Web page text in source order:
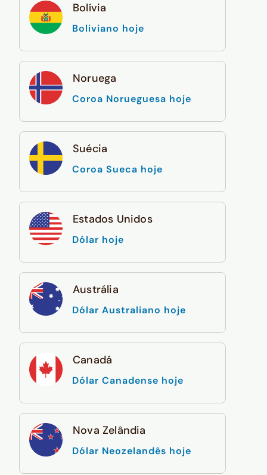
Bolívia
Boliviano hoje
Noruega
Coroa Norueguesa hoje
Suécia
Coroa Sueca hoje
Estados Unidos
Dólar hoje
Austrália
Dólar Australiano hoje
Canadá
Dólar Canadense hoje
Nova Zelândia
Dólar Neozelandês hoje